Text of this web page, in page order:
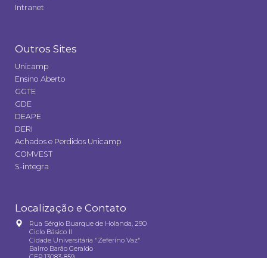
Intranet
Outros Sites
Unicamp
Ensino Aberto
GGTE
GDE
DEAPE
DERI
Achados e Perdidos Unicamp
COMVEST
S-integra
Localização e Contato
Rua Sérgio Buarque de Holanda, 290
Ciclo Básico II
Cidade Universitária "Zeferino Vaz"
Bairro Barão Geraldo